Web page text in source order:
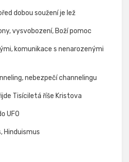
dobou soužení je lež
vysvobození, Boží pomoc
komunikace s nenarozenými
nebezpečí channelingu
Tisíciletá říše Kristova
UFO
Hinduismus